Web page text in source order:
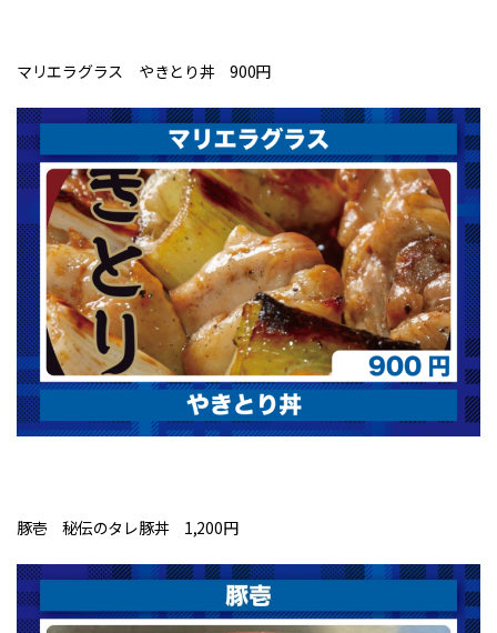
マリエラグラス やきとり丼 900円
豚壱 秘伝のタレ豚丼 1,200円